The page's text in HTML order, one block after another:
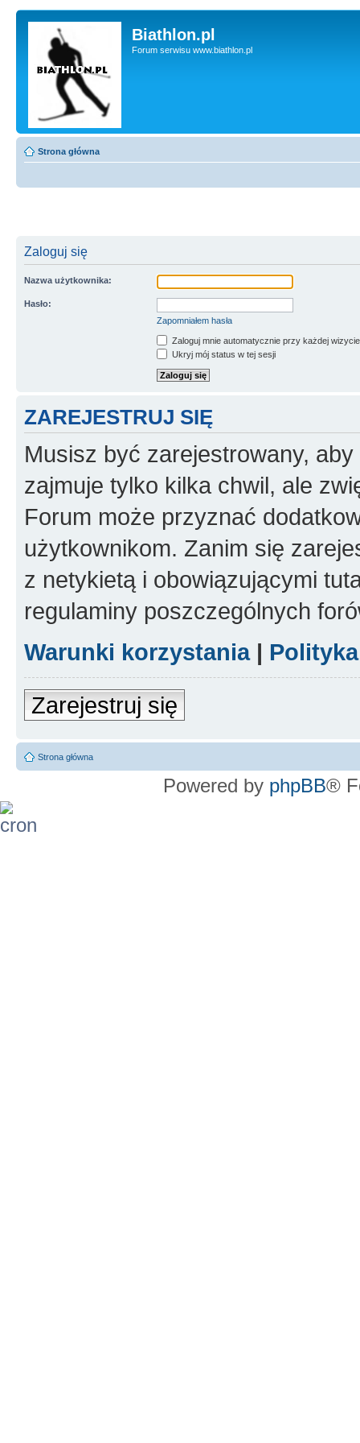
Biathlon.pl
Forum serwisu www.biathlon.pl
Strona główna
Zaloguj się
Nazwa użytkownika:
Hasło:
Zapomniałem hasła
Zaloguj mnie automatycznie przy każdej wizycie
Ukryj mój status w tej sesji
ZAREJESTRUJ SIĘ
Musisz być zarejestrowany,
zajmuje tylko kilka chwil, ale
Forum może przyznać
użytkownikom. Zanim się
z netykietą i obowiązującymi
regulaminy poszczególnych
Warunki korzystania|
Zarejestruj się
Strona główna
Powered by phpBB®